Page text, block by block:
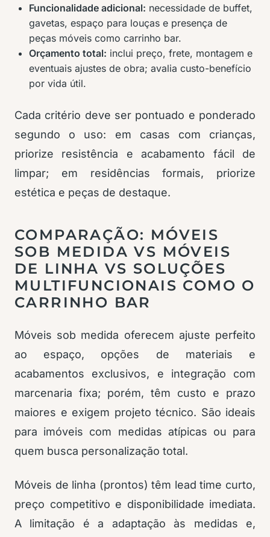
Funcionalidade adicional: necessidade de buffet,
gavetas, espaço para louças e presença de
peças móveis como carrinho bar.
Orçamento total: inclui preço, frete, montagem e
eventuais ajustes de obra; avalia custo-benefício
por vida útil.
Cada critério deve ser pontuado e ponderado
segundo o uso: em casas com crianças,
priorize resistência e acabamento fácil de
limpar; em residências formais, priorize
estética e peças de destaque.
COMPARAÇÃO: MÓVEIS
SOB MEDIDA VS MÓVEIS
DE LINHA VS SOLUÇÕES
MULTIFUNCIONAIS COMO O
CARRINHO BAR
Móveis sob medida oferecem ajuste perfeito
ao espaço, opções de materiais e
acabamentos exclusivos, e integração com
marcenaria fixa; porém, têm custo e prazo
maiores e exigem projeto técnico. São ideais
para imóveis com medidas atípicas ou para
quem busca personalização total.
Móveis de linha (prontos) têm lead time curto,
preço competitivo e disponibilidade imediata.
A limitação é a adaptação às medidas e,